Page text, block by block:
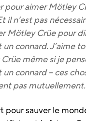
pour aimer Mötley
il n’est pas
Mötley Crüe pour
un connard. J’aime
même si je
un connard – ces
pas
pour sauver le